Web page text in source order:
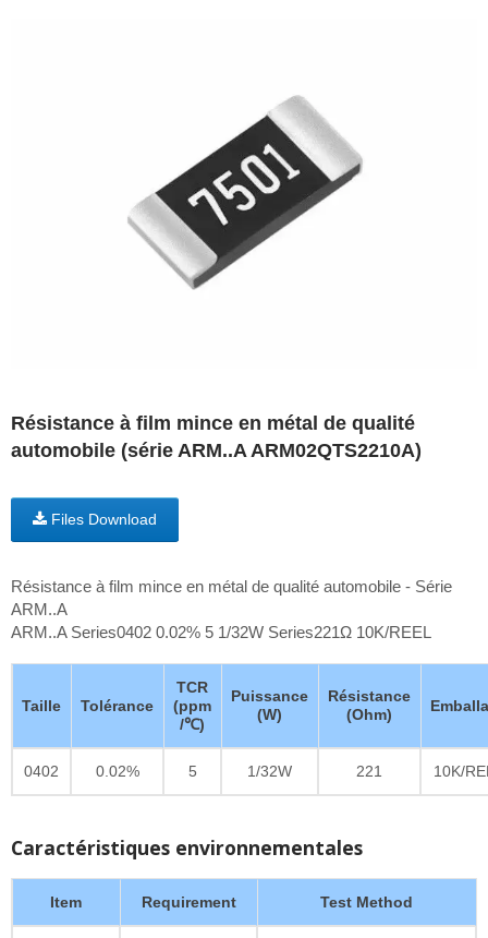
Résistance à film mince en métal de qualité
automobile (série ARM..A ARM02QTS2210A)
Files Download
Résistance à film mince en métal de qualité automobile - Série
ARM..A
ARM..A Series0402 0.02% 5 1/32W Series221Ω 10K/REEL
Taille Tolérance
TCR
(ppm
/℃)
Puissance
(W)
Résistance
(Ohm)
0402 0.02% 5 1/32W 221 10K/
Caractéristiques environnementales
Item Requirement Test Method